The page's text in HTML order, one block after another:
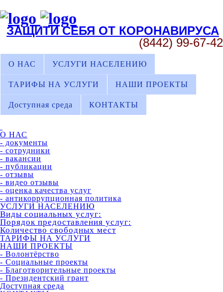
ЗАЩИТИ СЕБЯ ОТ КОРОНАВИРУСА
(8442) 99-67-42
О НАС УСЛУГИ НАСЕЛЕНИЮ
ТАРИФЫ НА УСЛУГИ НАШИ ПРОЕКТЫ
Доступная среда КОНТАКТЫ
О НАС
- документы
- сотрудники
- вакансии
- публикации
- отзывы
- видео отзывы
- оценка качества услуг
- антикоррупционная политика
УСЛУГИ НАСЕЛЕНИЮ
Виды социальных услуг:
Порядок предоставления услуг:
Количество свободных мест
ТАРИФЫ НА УСЛУГИ
НАШИ ПРОЕКТЫ
- Волонтёрство
- Социальные проекты
- Благотворительные проекты
- Президентский грант
Доступная среда